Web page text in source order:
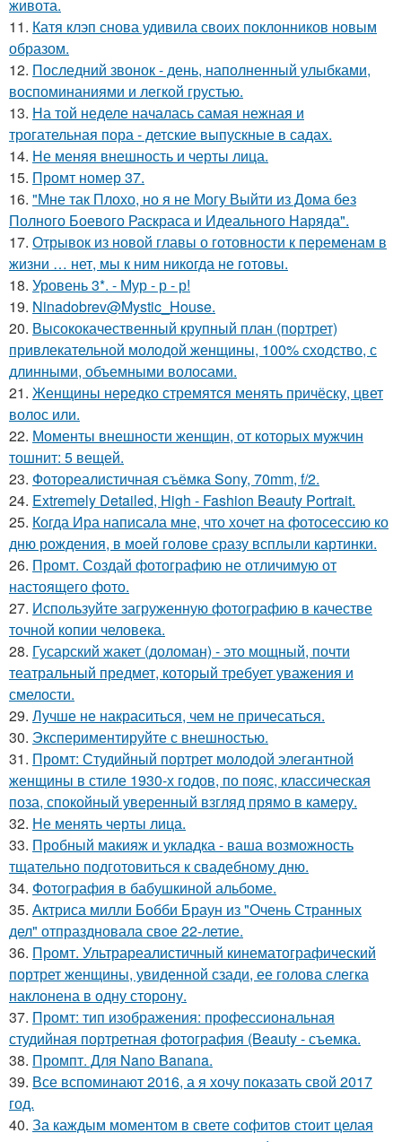
живота.
11. Катя клэп снова удивила своих поклонников новым
образом.
12. Последний звонок - день, наполненный улыбками,
воспоминаниями и легкой грустью.
13. На той неделе началась самая нежная и
трогательная пора - детские выпускные в садах.
14. Не меняя внешность и черты лица.
15. Промт номер 37.
16. "Мне так Плохо, но я не Могу Выйти из Дома без
Полного Боевого Раскраса и Идеального Наряда".
17. Отрывок из новой главы о готовности к переменам в
жизни … нет, мы к ним никогда не готовы.
18. Уровень 3*. - Мур - р - р!
19. Ninadobrev@Mystic_House.
20. Высококачественный крупный план (портрет)
привлекательной молодой женщины, 100% сходство, с
длинными, объемными волосами.
21. Женщины нередко стремятся менять причёску, цвет
волос или.
22. Моменты внешности женщин, от которых мужчин
тошнит: 5 вещей.
23. Фотореалистичная съёмка Sony, 70mm, f/2.
24. Extremely Detailed, High - Fashion Beauty Portrait.
25. Когда Ира написала мне, что хочет на фотосессию ко
дню рождения, в моей голове сразу всплыли картинки.
26. Промт. Создай фотографию не отличимую от
настоящего фото.
27. Используйте загруженную фотографию в качестве
точной копии человека.
28. Гусарский жакет (доломан) - это мощный, почти
театральный предмет, который требует уважения и
смелости.
29. Лучше не накраситься, чем не причесаться.
30. Экспериментируйте с внешностью.
31. Промт: Студийный портрет молодой элегантной
женщины в стиле 1930-х годов, по пояс, классическая
поза, спокойный уверенный взгляд прямо в камеру.
32. Не менять черты лица.
33. Пробный макияж и укладка - ваша возможность
тщательно подготовиться к свадебному дню.
34. Фотография в бабушкиной альбоме.
35. Актриса милли Бобби Браун из "Очень Странных
дел" отпраздновала свое 22-летие.
36. Промт. Ультрареалистичный кинематографический
портрет женщины, увиденной сзади, ее голова слегка
наклонена в одну сторону.
37. Промт: тип изображения: профессиональная
студийная портретная фотография (Beauty - съемка.
38. Промпт. Для Nano Banana.
39. Все вспоминают 2016, а я хочу показать свой 2017
год.
40. За каждым моментом в свете софитов стоит целая